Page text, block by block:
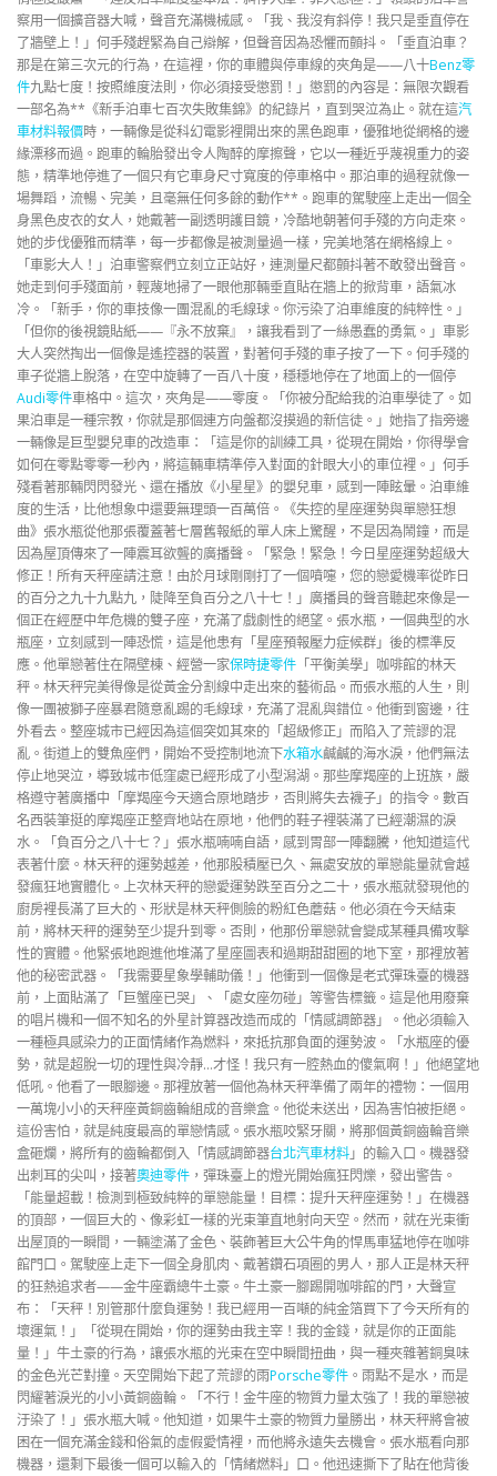
察用一個擴音器大喊，聲音充滿機械感。「我、我沒有斜停！我只是垂直停在
了牆壁上！」何手殘趕緊為自己辯解，但聲音因為恐懼而顫抖。「垂直泊車？
那是在第三次元的行為，在這裡，你的車體與停車線的夾角是——八十Benz零
件九點七度！按照維度法則，你必須接受懲罰！」懲罰的內容是：無限次觀看
一部名為**《新手泊車七百次失敗集錦》的紀錄片，直到哭泣為止。就在這汽
車材料報價時，一輛像是從科幻電影裡開出來的黑色跑車，優雅地從網格的邊
緣漂移而過。跑車的輪胎發出令人陶醉的摩擦聲，它以一種近乎蔑視重力的姿
態，精準地停進了一個只有它車身尺寸寬度的停車格中。那泊車的過程就像一
場舞蹈，流暢、完美，且毫無任何多餘的動作**。跑車的駕駛座上走出一個全
身黑色皮衣的女人，她戴著一副透明護目鏡，冷酷地朝著何手殘的方向走來。
她的步伐優雅而精準，每一步都像是被測量過一樣，完美地落在網格線上。
「車影大人！」泊車警察們立刻立正站好，連測量尺都顫抖著不敢發出聲音。
她走到何手殘面前，輕蔑地掃了一眼他那輛垂直貼在牆上的掀背車，語氣冰
冷。「新手，你的車技像一團混亂的毛線球。你污染了泊車維度的純粹性。」
「但你的後視鏡貼紙——『永不放棄』，讓我看到了一絲愚蠢的勇氣。」車影
大人突然掏出一個像是遙控器的裝置，對著何手殘的車子按了一下。何手殘的
車子從牆上脫落，在空中旋轉了一百八十度，穩穩地停在了地面上的一個停
Audi零件車格中。這次，夾角是——零度。「你被分配給我的泊車學徒了。如
果泊車是一種宗教，你就是那個連方向盤都沒摸過的新信徒。」她指了指旁邊
一輛像是巨型嬰兒車的改造車：「這是你的訓練工具，從現在開始，你得學會
如何在零點零零一秒內，將這輛車精準停入對面的針眼大小的車位裡。」何手
殘看著那輛閃閃發光、還在播放《小星星》的嬰兒車，感到一陣眩暈。泊車維
度的生活，比他想象中還要無理頭一百萬倍。《失控的星座運勢與單戀狂想
曲》張水瓶從他那張覆蓋著七層舊報紙的單人床上驚醒，不是因為鬧鐘，而是
因為屋頂傳來了一陣震耳欲聾的廣播聲。「緊急！緊急！今日星座運勢超級大
修正！所有天秤座請注意！由於月球剛剛打了一個噴嚏，您的戀愛機率從昨日
的百分之九十九點九，陡降至負百分之八十七！」廣播員的聲音聽起來像是一
個正在經歷中年危機的雙子座，充滿了戲劇性的絕望。張水瓶，一個典型的水
瓶座，立刻感到一陣恐慌，這是他患有「星座預報壓力症候群」後的標準反
應。他單戀著住在隔壁棟、經營一家保時捷零件 「平衡美學」咖啡館的林天
秤。林天秤完美得像是從黃金分割線中走出來的藝術品。而張水瓶的人生，則
像一團被獅子座暴君隨意亂踢的毛線球，充滿了混亂與錯位。他衝到窗邊，往
外看去。整座城市已經因為這個突如其來的「超級修正」而陷入了荒謬的混
亂。街道上的雙魚座們，開始不受控制地流下水箱水鹹鹹的海水淚，他們無法
停止地哭泣，導致城市低窪處已經形成了小型潟湖。那些摩羯座的上班族，嚴
格遵守著廣播中「摩羯座今天適合原地踏步，否則將失去襪子」的指令。數百
名西裝筆挺的摩羯座正整齊地站在原地，他們的鞋子裡裝滿了已經潮濕的淚
水。「負百分之八十七？」張水瓶喃喃自語，感到胃部一陣翻騰，他知道這代
表著什麼。林天秤的運勢越差，他那股積壓已久、無處安放的單戀能量就會越
發瘋狂地實體化。上次林天秤的戀愛運勢跌至百分之二十，張水瓶就發現他的
廚房裡長滿了巨大的、形狀是林天秤側臉的粉紅色蘑菇。他必須在今天結束
前，將林天秤的運勢至少提升到零。否則，他那份單戀就會變成某種具備攻擊
性的實體。他緊張地跑進他堆滿了星座圖表和過期甜甜圈的地下室，那裡放著
他的秘密武器。「我需要星象學輔助儀！」他衝到一個像是老式彈珠臺的機器
前，上面貼滿了「巨蟹座已哭」、「處女座勿碰」等警告標籤。這是他用廢棄
的唱片機和一個不知名的外星計算器改造而成的「情感調節器」。他必須輸入
一種極具感染力的正面情緒作為燃料，來抵抗那負面的運勢波。「水瓶座的優
勢，就是超脫一切的理性與冷靜…才怪！我只有一腔熱血的傻氣啊！」他絕望地
低吼。他看了一眼腳邊。那裡放著一個他為林天秤準備了兩年的禮物：一個用
一萬塊小小的天秤座黃銅齒輪組成的音樂盒。他從未送出，因為害怕被拒絕。
這份害怕，就是純度最高的單戀情感。張水瓶咬緊牙關，將那個黃銅齒輪音樂
盒砸爛，將所有的齒輪都倒入「情感調節器台北汽車材料」的輸入口。機器發
出刺耳的尖叫，接著奧迪零件 ，彈珠臺上的燈光開始瘋狂閃爍，發出警告。
「能量超載！檢測到極致純粹的單戀能量！目標：提升天秤座運勢！」在機器
的頂部，一個巨大的、像彩虹一樣的光束筆直地射向天空。然而，就在光束衝
出屋頂的一瞬間，一輛塗滿了金色、裝飾著巨大公牛角的悍馬車猛地停在咖啡
館門口。駕駛座上走下一個全身肌肉、戴著鑽石項圈的男人，那人正是林天秤
的狂熱追求者——金牛座霸總牛土豪。牛土豪一腳踢開咖啡館的門，大聲宣
布：「天秤！別管那什麼負運勢！我已經用一百噸的純金箔買下了今天所有的
壞運氣！」「從現在開始，你的運勢由我主宰！我的金錢，就是你的正面能
量！」牛土豪的行為，讓張水瓶的光束在空中瞬間扭曲，與一種夾雜著銅臭味
的金色光芒對撞。天空開始下起了荒謬的雨Porsche零件 。雨點不是水，而是
閃耀著淚光的小小黃銅齒輪。「不行！金牛座的物質力量太強了！我的單戀被
汙染了！」張水瓶大喊。他知道，如果牛土豪的物質力量勝出，林天秤將會被
困在一個充滿金錢和俗氣的虛假愛情裡，而他將永遠失去機會。張水瓶看向那
機器，還剩下最後一個可以輸入的「情緒燃料」口。他迅速撕下了貼在他背後